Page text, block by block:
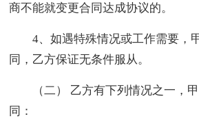
商不能就变更合同达成协议的。
4、如遇特殊情况或工作需要，
同，乙方保证无条件服从。
（二） 乙方有下列情况之一，
同：